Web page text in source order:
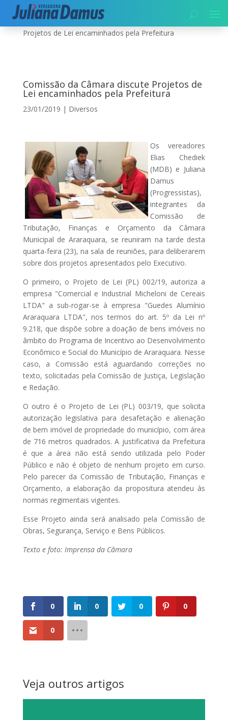
Início|Diversos|Comissão da Câmara discute
Projetos de Lei encaminhados pela Prefeitura
Comissão da Câmara discute Projetos de
Lei encaminhados pela Prefeitura
23/01/2019 | Diversos
Os vereadores
Elias Chediek
(MDB) e Juliana
Damus
(Progressistas),
integrantes da
Comissão de
Tributação, Finanças e Orçamento da Câmara
Municipal de Araraquara, se reuniram na tarde desta
quarta-feira (23), na sala de reuniões, para deliberarem
sobre dois projetos apresentados pelo Executivo.
O primeiro, o Projeto de Lei (PL) 002/19, autoriza a
empresa "Comercial e Industrial Micheloni de Cereais
LTDA" a sub-rogar-se à empresa "Guedes Alumínio
Araraquara LTDA", nos termos do art. 5º da Lei nº
9.218, que dispõe sobre a doação de bens imóveis no
âmbito do Programa de Incentivo ao Desenvolvimento
Econômico e Social do Município de Araraquara. Nesse
caso, a Comissão está aguardando correções no
texto, solicitadas pela Comissão de Justiça, Legislação
e Redação.
O outro é o Projeto de Lei (PL) 003/19, que solicita
autorização legislativa para desafetação e alienação
de bem imóvel de propriedade do município, com área
de 716 metros quadrados. A justificativa da Prefeitura
é que a área não está sendo utilizada pelo Poder
Público e não é objeto de nenhum projeto em curso.
Pelo parecer da Comissão de Tributação, Finanças e
Orçamento, a elaboração da propositura atendeu às
normas regimentais vigentes.
Esse Projeto ainda será analisado pela Comissão de
Obras, Segurança, Serviço e Bens Públicos.
Texto e foto: Imprensa da Câmara
0 0 0 0
0
Veja outros artigos